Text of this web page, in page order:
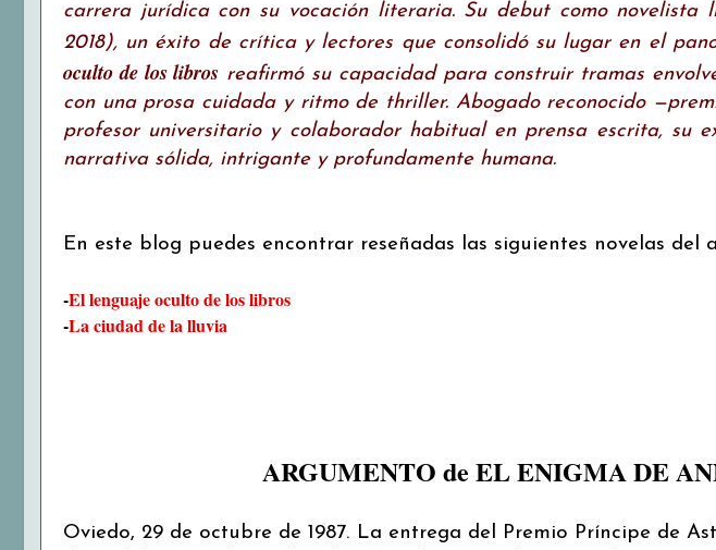
carrera jurídica con su vocación literaria. Su debut como novelista
2018), un éxito de crítica y lectores que consolidó su lugar en el
oculto de los libros reafirmó su capacidad para construir tramas
con una prosa cuidada y ritmo de thriller. Abogado reconocido
profesor universitario y colaborador habitual en prensa escrita, su
narrativa sólida, intrigante y profundamente humana.
En este blog puedes encontrar reseñadas las siguientes novelas del
-El lenguaje oculto de los libros
-La ciudad de la lluvia
ARGUMENTO de EL ENIGMA DE
Oviedo, 29 de octubre de 1987. La entrega del Premio Príncipe de